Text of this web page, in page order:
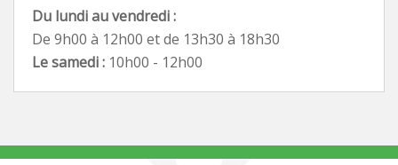
Du lundi au vendredi :
De 9h00 à 12h00 et de 13h30 à 18h30
Le samedi : 10h00 - 12h00